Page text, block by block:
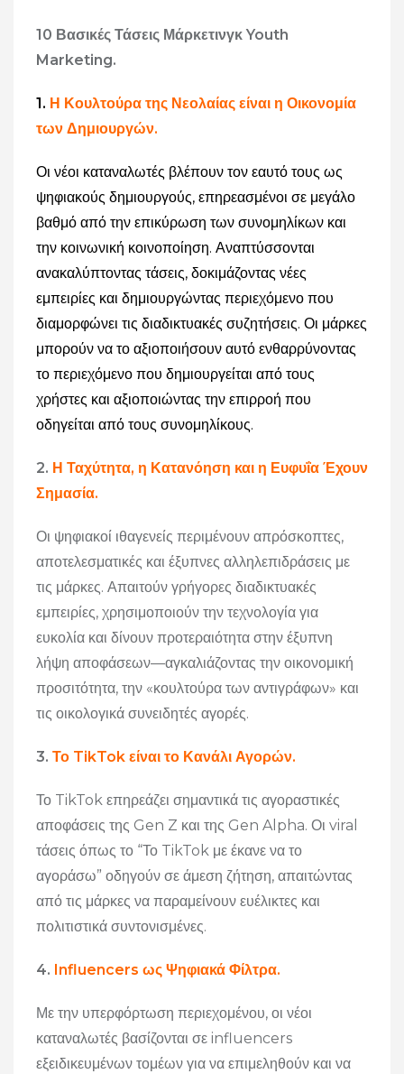
10 Βασικές Τάσεις Μάρκετινγκ Youth
Marketing.
1. Η Κουλτούρα της Νεολαίας είναι η Οικονομία
των Δημιουργών.
Οι νέοι καταναλωτές βλέπουν τον εαυτό τους ως
ψηφιακούς δημιουργούς, επηρεασμένοι σε μεγάλο
βαθμό από την επικύρωση των συνομηλίκων και
την κοινωνική κοινοποίηση. Αναπτύσσονται
ανακαλύπτοντας τάσεις, δοκιμάζοντας νέες
εμπειρίες και δημιουργώντας περιεχόμενο που
διαμορφώνει τις διαδικτυακές συζητήσεις. Οι μάρκες
μπορούν να το αξιοποιήσουν αυτό ενθαρρύνοντας
το περιεχόμενο που δημιουργείται από τους
χρήστες και αξιοποιώντας την επιρροή που
οδηγείται από τους συνομηλίκους.
2. Η Ταχύτητα, η Κατανόηση και η Ευφυΐα Έχουν
Σημασία.
Οι ψηφιακοί ιθαγενείς περιμένουν απρόσκοπτες,
αποτελεσματικές και έξυπνες αλληλεπιδράσεις με
τις μάρκες. Απαιτούν γρήγορες διαδικτυακές
εμπειρίες, χρησιμοποιούν την τεχνολογία για
ευκολία και δίνουν προτεραιότητα στην έξυπνη
λήψη αποφάσεων—αγκαλιάζοντας την οικονομική
προσιτότητα, την «κουλτούρα των αντιγράφων» και
τις οικολογικά συνειδητές αγορές.
3. Το TikTok είναι το Κανάλι Αγορών.
Το TikTok επηρεάζει σημαντικά τις αγοραστικές
αποφάσεις της Gen Z και της Gen Alpha. Οι viral
τάσεις όπως το “Το TikTok με έκανε να το
αγοράσω” οδηγούν σε άμεση ζήτηση, απαιτώντας
από τις μάρκες να παραμείνουν ευέλικτες και
πολιτιστικά συντονισμένες.
4. Influencers ως Ψηφιακά Φίλτρα.
Με την υπερφόρτωση περιεχομένου, οι νέοι
καταναλωτές βασίζονται σε influencers
εξειδικευμένων τομέων για να επιμεληθούν και να